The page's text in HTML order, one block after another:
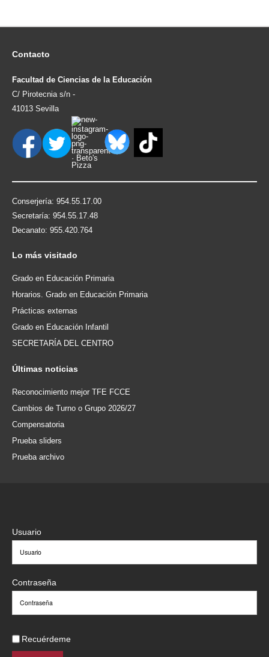
Contacto
Facultad de Ciencias de la Educación
C/ Pirotecnia s/n -
41013 Sevilla
Conserjería: 954.55.17.00
Secretaría: 954.55.17.48
Decanato: 955.420.764
Lo más visitado
Grado en Educación Primaria
Horarios. Grado en Educación Primaria
Prácticas externas
Grado en Educación Infantil
SECRETARÍA DEL CENTRO
Últimas noticias
Reconocimiento mejor TFE FCCE
Cambios de Turno o Grupo 2026/27
Compensatoria
Prueba sliders
Prueba archivo
Usuario
Contraseña
Recuérdeme